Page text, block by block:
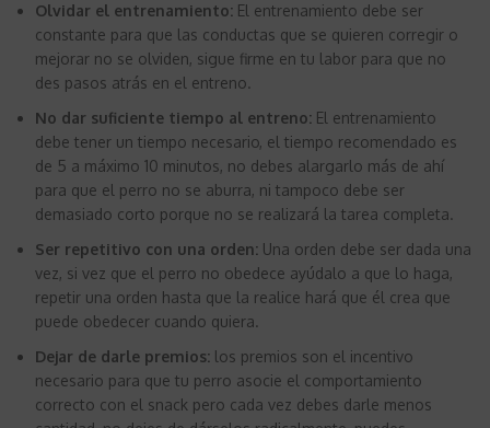
Olvidar el entrenamiento: El entrenamiento debe ser
constante para que las conductas que se quieren corregir o
mejorar no se olviden, sigue firme en tu labor para que no
des pasos atrás en el entreno.
No dar suficiente tiempo al entreno: El entrenamiento
debe tener un tiempo necesario, el tiempo recomendado es
de 5 a máximo 10 minutos, no debes alargarlo más de ahí
para que el perro no se aburra, ni tampoco debe ser
demasiado corto porque no se realizará la tarea completa.
Ser repetitivo con una orden: Una orden debe ser dada una
vez, si vez que el perro no obedece ayúdalo a que lo haga,
repetir una orden hasta que la realice hará que él crea que
puede obedecer cuando quiera.
Dejar de darle premios: los premios son el incentivo
necesario para que tu perro asocie el comportamiento
correcto con el snack pero cada vez debes darle menos